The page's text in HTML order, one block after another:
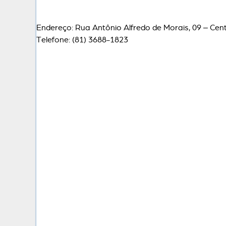
Endereço: Rua Antônio Alfredo de Morais, 09 –
Telefone: (81) 3688-1823